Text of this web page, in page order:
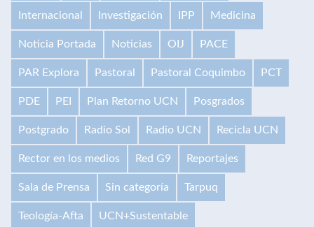
Internacional Investigación IPP Medicina
Noticia Portada Noticias OIJ PACE
PAR Explora Pastoral Pastoral Coquimbo PCT
PDE PEI Plan Retorno UCN Posgrados
Postgrado Radio Sol Radio UCN Recicla UCN
Rector en los medios Red G9 Reportajes
Sala de Prensa Sin categoría Tarpuq
Teología-Afta UCN+Sustentable